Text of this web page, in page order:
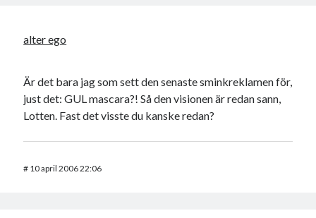
alter ego
Är det bara jag som sett den senaste sminkreklamen för,
just det: GUL mascara?! Så den visionen är redan sann,
Lotten. Fast det visste du kanske redan?
# 10 april 2006 22:06